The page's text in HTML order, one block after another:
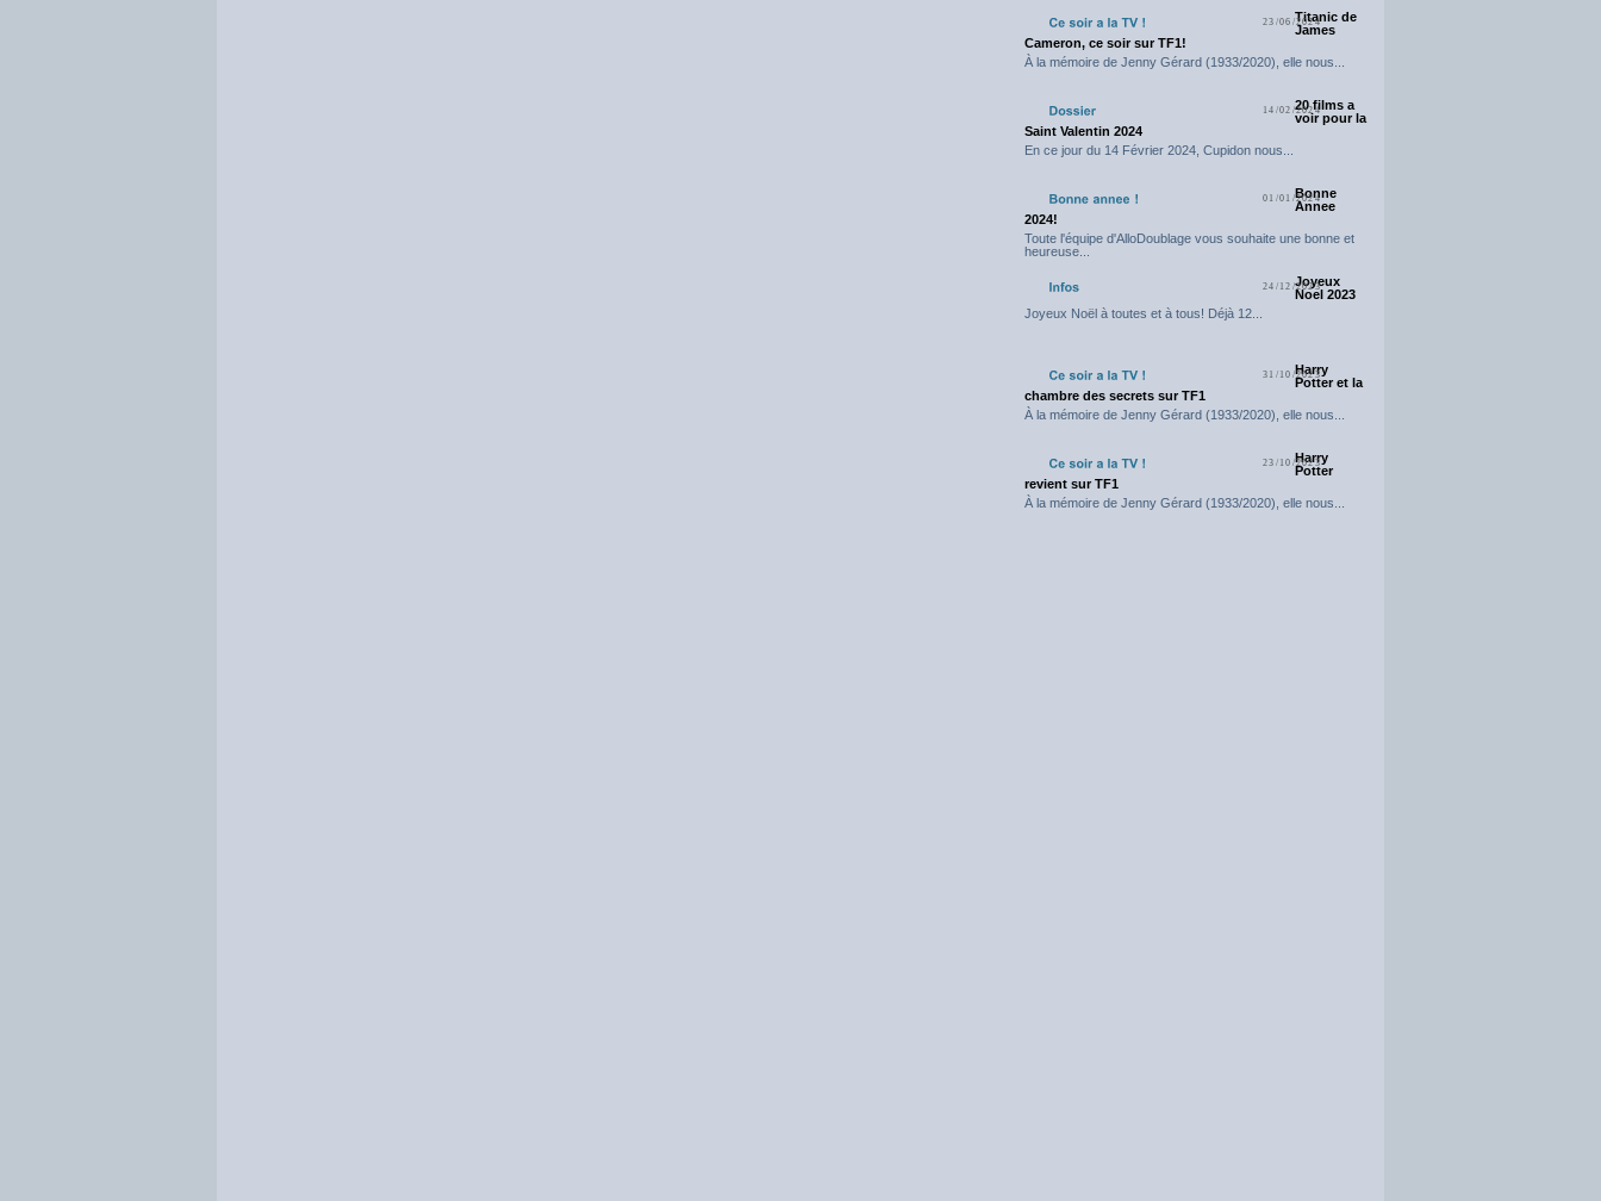
23/06/2024Titanic de
James
Cameron, ce soir sur TF1!
À la mémoire de Jenny Gérard (1933/2020), elle nous...
14/02/202420 films a
voir pour la
Saint Valentin 2024
En ce jour du 14 Février 2024, Cupidon nous...
01/01/2024
Bonne
Annee
2024!
Toute l'équipe d'AlloDoublage vous souhaite une bonne et
heureuse...
24/12/2023
Joyeux
Noel 2023
Joyeux Noël à toutes et à tous! Déjà 12...
31/10/2023
Harry
Potter et la
chambre des secrets sur TF1
À la mémoire de Jenny Gérard (1933/2020), elle nous...
23/10/2023
Harry
Potter
revient sur TF1
À la mémoire de Jenny Gérard (1933/2020), elle nous...